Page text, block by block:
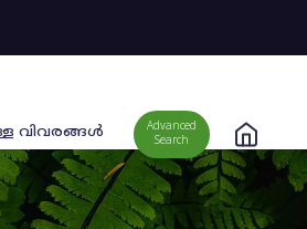
വിവരങ്ങള്‍
Advanced
Search